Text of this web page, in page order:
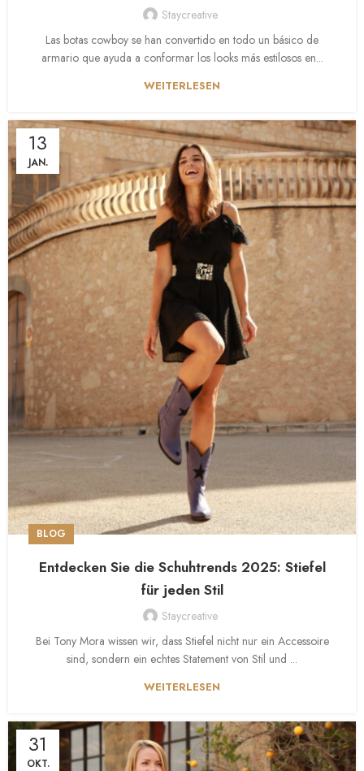
Staycreative
Las botas cowboy se han convertido en todo un básico de
armario que ayuda a conformar los looks más estilosos en...
WEITERLESEN
13
JAN.
BLOG
Entdecken Sie die Schuhtrends 2025: Stiefel
für jeden Stil
Staycreative
Bei Tony Mora wissen wir, dass Stiefel nicht nur ein Accessoire
sind, sondern ein echtes Statement von Stil und ...
WEITERLESEN
31
OKT.